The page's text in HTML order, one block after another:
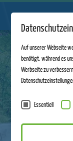
Auf unserer Webseite
benötigt, während es
Werbseite zu
Essentiell